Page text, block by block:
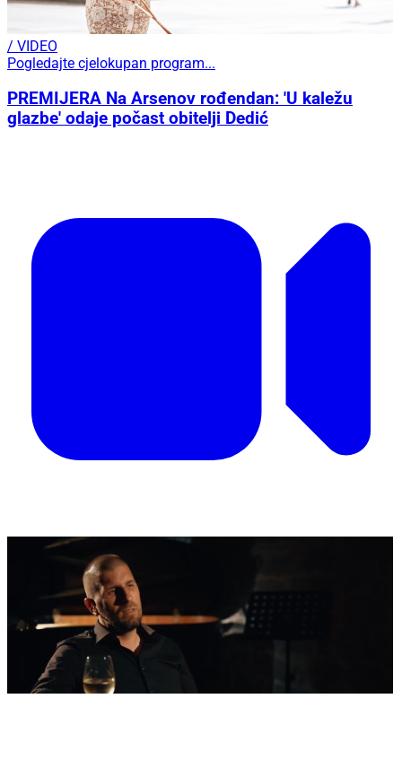
/ VIDEO
Pogledajte cjelokupan program...
PREMIJERA Na Arsenov rođendan: 'U kaležu
glazbe' odaje počast obitelji Dedić